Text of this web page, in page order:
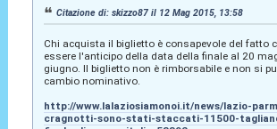
Citazione di: skizzo87 il 12 Mag 2015, 13:58
Chi acquista il biglietto è consapevole del fatto
essere l'anticipo della data della finale al 20
giugno. Il biglietto non è rimborsabile e non si
cambio nominativo.
http://www.lalaziosiamonoi.it/news/lazio-
cragnotti-sono-stati-staccati-11500-